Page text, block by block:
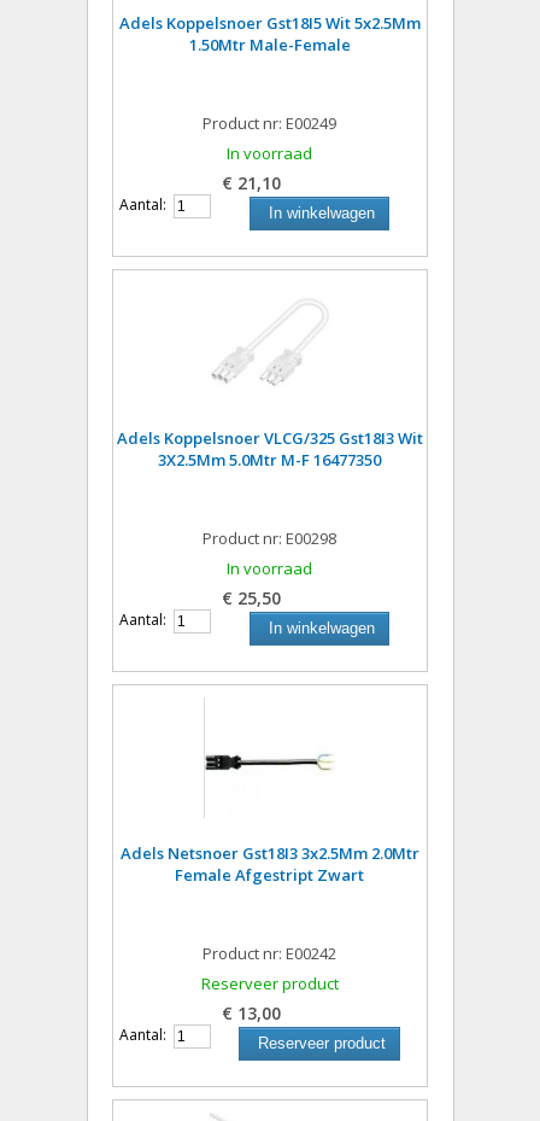
Adels Koppelsnoer Gst18I5 Wit 5x2.5Mm
1.50Mtr Male-Female
Product nr: E00249
In voorraad
€ 21,10
Aantal: In winkelwagen
Adels Koppelsnoer VLCG/325 Gst18I3 Wit
3X2.5Mm 5.0Mtr M-F 16477350
Product nr: E00298
In voorraad
€ 25,50
Aantal: In winkelwagen
Adels Netsnoer Gst18I3 3x2.5Mm 2.0Mtr
Female Afgestript Zwart
Product nr: E00242
Reserveer product
€ 13,00
Aantal: Reserveer product